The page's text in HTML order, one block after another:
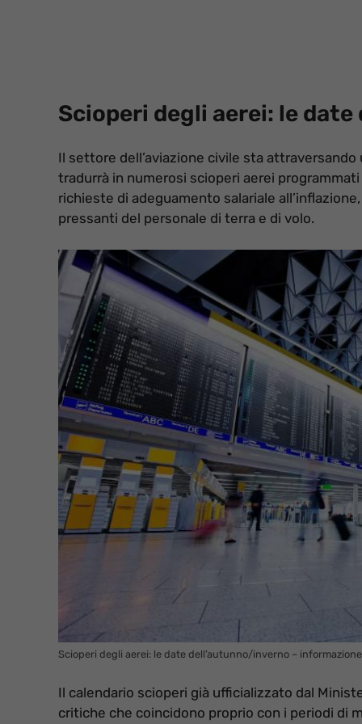
Scioperi degli aerei: le
Il settore dell’aviazione civile sta
tradurrà in numerosi scioperi aerei
richieste di adeguamento salariale
pressanti del personale di terra e di volo.
Scioperi degli aerei: le date dell’autunno/inverno –
Il calendario scioperi già ufficializzato dal
critiche che coincidono proprio con i periodi di